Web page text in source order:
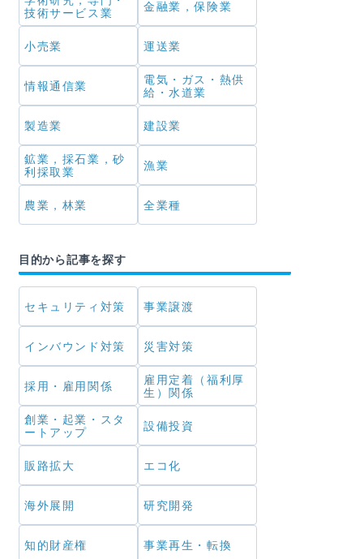
技術サービス業
金融業，保険業
小売業 運送業
情報通信業
電気・ガス・熱供
給・水道業
製造業 建設業
鉱業，採石業，砂
利採取業
漁業
農業，林業 全業種
目的から記事を探す
セキュリティ対策 事業譲渡
インバウンド対策 災害対策
採用・雇用関係
雇用定着（福利厚
生）関係
創業・起業・スタ
ートアップ
設備投資
販路拡大 エコ化
海外展開 研究開発
知的財産権 事業再生・転換